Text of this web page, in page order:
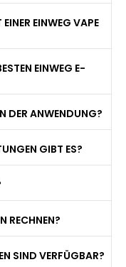
EINWEG VAPE
EINWEG E-
DER ANWENDUNG?
GIBT ES?
RECHNEN?
SIND VERFÜGBAR?